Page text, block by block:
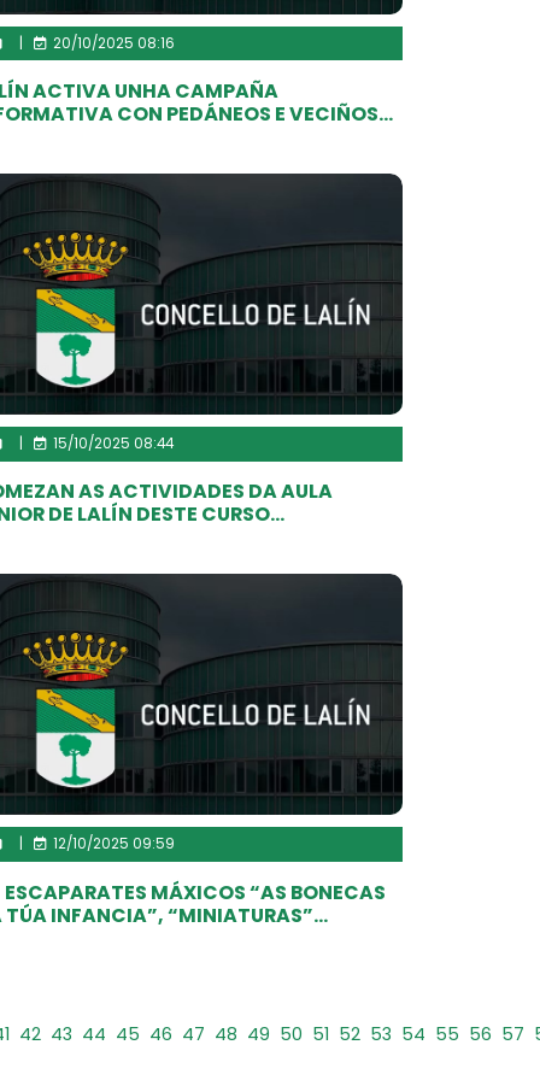
| 20/10/2025 08:16
ACTIVA UNHA CAMPAÑA
CON PEDÁNEOS E VECIÑOS...
15/10/2025 08:44
AS ACTIVIDADES DA AULA
DE LALÍN DESTE CURSO...
12/10/2025 09:59
ESCAPARATES MÁXICOS “AS BONECAS
TÚA INFANCIA”, “MINIATURAS”...
42 43 44 45 46 47 48 49 50 51 52 53 54 55 56 57